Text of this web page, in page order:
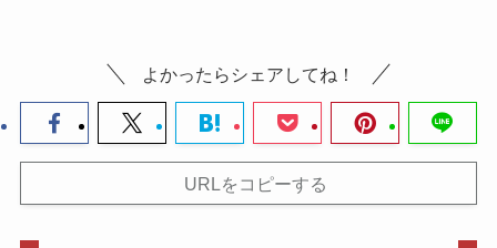
よかったらシェアしてね！
URLをコピーする